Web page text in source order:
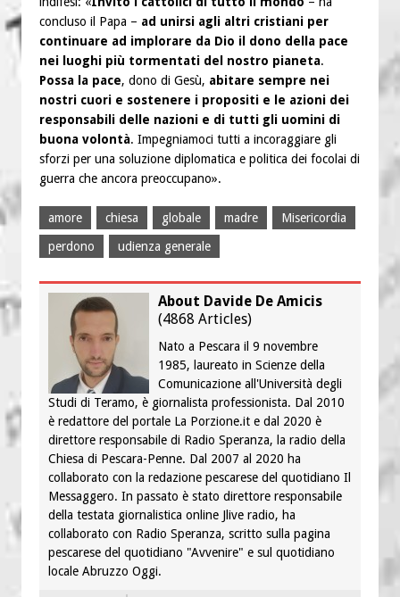
concluso il Papa – ad unirsi agli altri cristiani per
continuare ad implorare da Dio il dono della pace
nei luoghi più tormentati del nostro pianeta.
Possa la pace, dono di Gesù, abitare sempre nei
nostri cuori e sostenere i propositi e le azioni dei
responsabili delle nazioni e di tutti gli uomini di
buona volontà. Impegniamoci tutti a incoraggiare gli
sforzi per una soluzione diplomatica e politica dei focolai di
guerra che ancora preoccupano».
amore chiesa globale madre
Misericordia
perdono
udienza generale
About Davide De Amicis
(4868 Articles)
Nato a Pescara il 9 novembre
1985, laureato in Scienze della
Comunicazione all'Università degli
Studi di Teramo, è giornalista professionista. Dal 2010
è redattore del portale La Porzione.it e dal 2020 è
direttore responsabile di Radio Speranza, la radio della
Chiesa di Pescara-Penne. Dal 2007 al 2020 ha
collaborato con la redazione pescarese del quotidiano Il
Messaggero. In passato è stato direttore responsabile
della testata giornalistica online Jlive radio, ha
collaborato con Radio Speranza, scritto sulla pagina
pescarese del quotidiano "Avvenire" e sul quotidiano
locale Abruzzo Oggi.